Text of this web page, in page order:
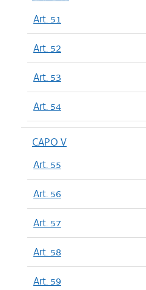
Art. 51
Art. 52
Art. 53
Art. 54
CAPO V
Art. 55
Art. 56
Art. 57
Art. 58
Art. 59